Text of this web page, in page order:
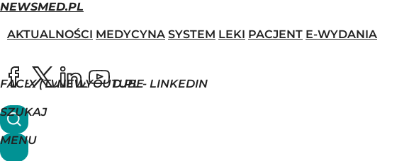
NEWSMED.PL
AKTUALNOŚCI MEDYCYNA SYSTEM LEKI PACJENT E-WYDANIA
FACEBOOK
X (TWITTER)
NEWSMED.PL - LINKEDIN
YOUTUBE
SZUKAJ
MENU